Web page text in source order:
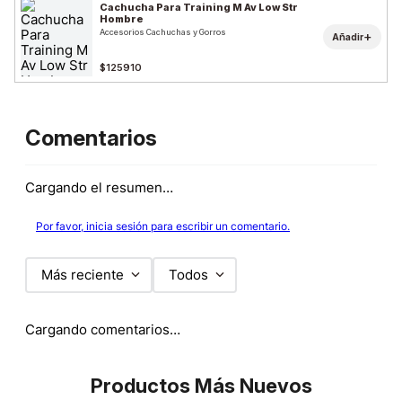
Cachucha Para Training M Av Low Str
Hombre
Accesorios Cachuchas y Gorros
$125910
Añadir+
Comentarios
Cargando el resumen…
Por favor, inicia sesión para escribir un comentario.
Más reciente Todos
Cargando comentarios…
Productos Más Nuevos